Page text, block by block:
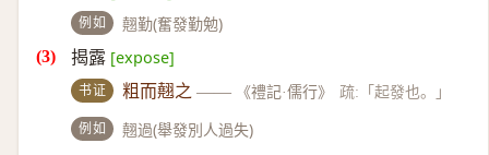
例如 翹勤(奮發勤勉)
揭露 [expose]
书证 粗而翹之 —— 《禮記·儒行》 疏:「起發也。」
例如
翹過(舉發別人過失)